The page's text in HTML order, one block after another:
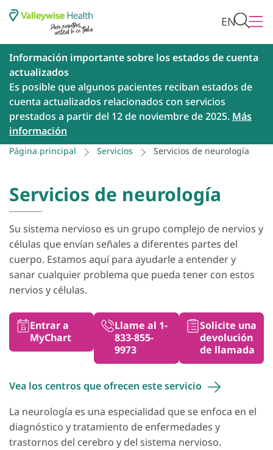
EN
Información importante sobre los estados de cuenta
actualizados
Es posible que algunos pacientes reciban estados de
cuenta actualizados relacionados con servicios
prestados a partir del 12 de noviembre de 2025. Más
información
Página principal Servicios Servicios de neurología
Servicios de neurología
Su sistema nervioso es un grupo complejo de nervios y
células que envían señales a diferentes partes del
cuerpo. Estamos aquí para ayudarle a entender y
sanar cualquier problema que pueda tener con estos
nervios y células.
Entrar a
MyChart
Llame al 1-
833-855-
9973
Solicite una
devolución
de llamada
Vea los centros que ofrecen esteservicio
La neurología es una especialidad que se enfoca en el
diagnóstico y tratamiento de enfermedades y
trastornos del cerebro y del sistema nervioso.